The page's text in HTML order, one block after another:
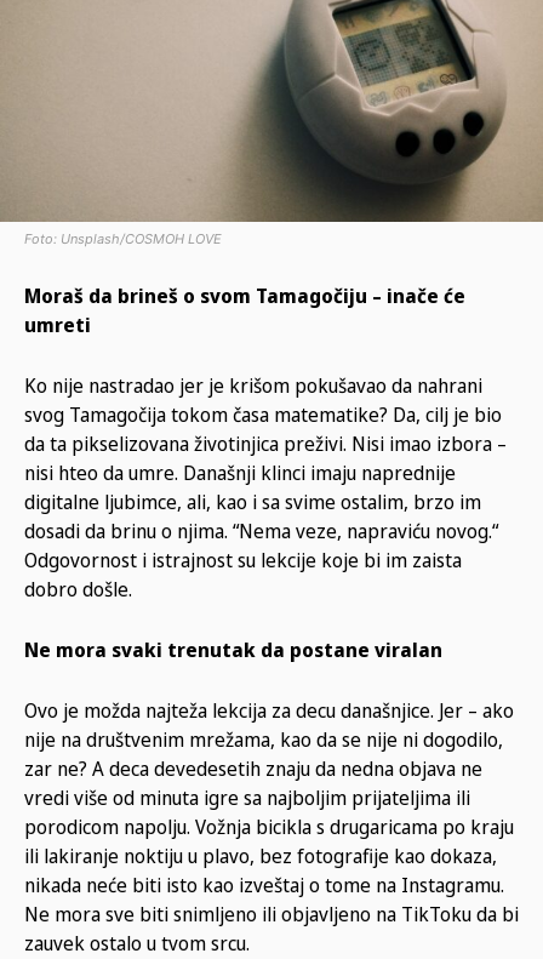
Foto: Unsplash/COSMOH LOVE
Moraš da brineš o svom Tamagočiju – inače će
umreti
Ko nije nastradao jer je krišom pokušavao da nahrani
svog Tamagočija tokom časa matematike? Da, cilj je bio
da ta pikselizovana životinjica preživi. Nisi imao izbora –
nisi hteo da umre. Današnji klinci imaju naprednije
digitalne ljubimce, ali, kao i sa svime ostalim, brzo im
dosadi da brinu o njima. “Nema veze, napraviću novog.“
Odgovornost i istrajnost su lekcije koje bi im zaista
dobro došle.
Ne mora svaki trenutak da postane viralan
Ovo je možda najteža lekcija za decu današnjice. Jer – ako
nije na društvenim mrežama, kao da se nije ni dogodilo,
zar ne? A deca devedesetih znaju da nedna objava ne
vredi više od minuta igre sa najboljim prijateljima ili
porodicom napolju. Vožnja bicikla s drugaricama po kraju
ili lakiranje noktiju u plavo, bez fotografije kao dokaza,
nikada neće biti isto kao izveštaj o tome na Instagramu.
Ne mora sve biti snimljeno ili objavljeno na TikToku da bi
zauvek ostalo u tvom srcu.